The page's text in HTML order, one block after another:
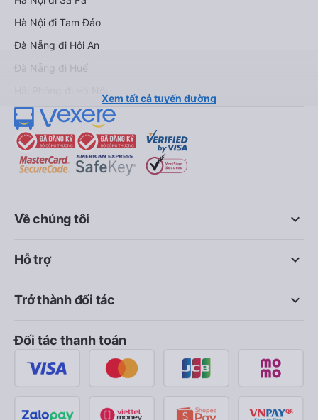
Hà Nội đi Tam Đảo
Đà Nẵng đi Hội An
Đà Nẵng đi Huế
Xem tất cả tuyến đường
keyboard_arrow_down
Về chúng tôi
keyboard_arrow_down
Hỗ trợ
keyboard_arrow_down
Trở thành đối tác
Đối tác thanh toán